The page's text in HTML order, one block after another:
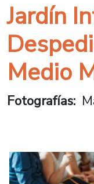
Jardín
Medio
Fotografías